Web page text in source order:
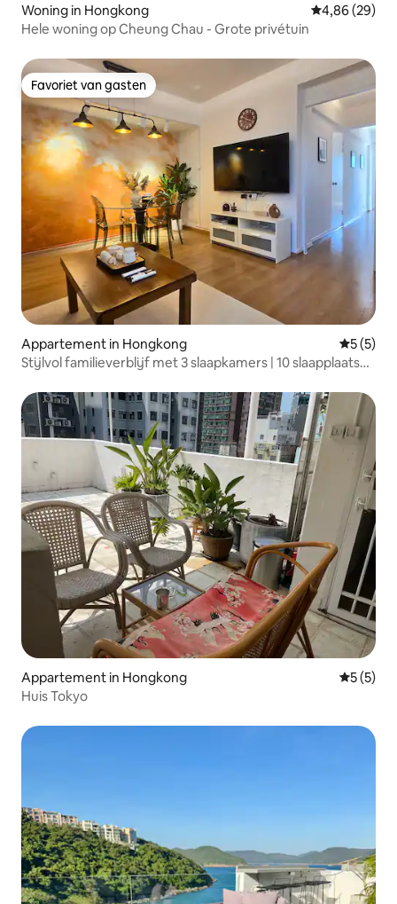
Woning in Hongkong Gemiddelde
4,86 (29)
Hele woning op Cheung Chau - Grote privétuin
Favoriet van gasten
Favoriet van gasten
Appartement in Hongkong
5 (5)
Stijlvol familieverblijf met 3 slaapkamers | 10 slaapplaatsen
Appartement in Hongkong
5 (5)
Huis Tokyo